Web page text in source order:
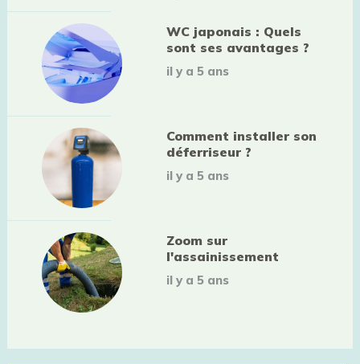
WC japonais : Quels
sont ses avantages ?
il y a 5 ans
Comment installer son
déferriseur ?
il y a 5 ans
Zoom sur
l'assainissement
il y a 5 ans